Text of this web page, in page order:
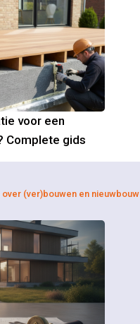
voor een
Complete gids
over (ver)bouwen en nieuwbouw